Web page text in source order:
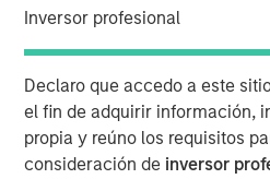
Inversor profesional
Declaro que accedo a este
el fin de adquirir información,
propia y reúno los requisitos
consideración de inversor
Michael Mauboussin
Dan Callahan, CFA
Vice President